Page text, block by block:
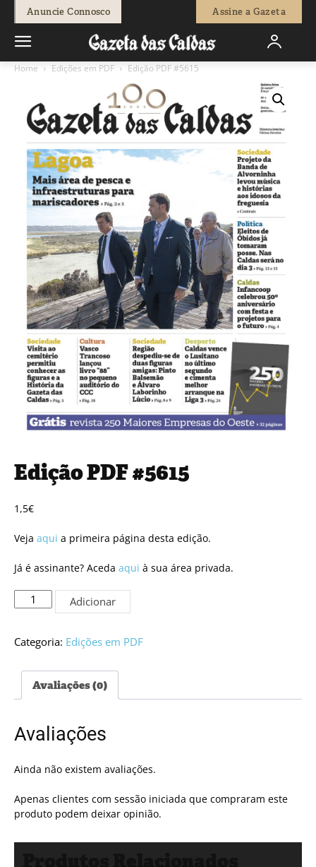
Anuncie Connosco Assine a Gazeta
Home Edições em PDF Edição PDF #5615
Edição PDF #5615
1,5€
Veja aqui a primeira página desta edição.
Já é assinante? Aceda aqui à sua área privada.
Quantidade
de
PDF
Adicionar
Categoria: Edições em PDF
Avaliações (0)
Avaliações
Ainda não existem avaliações.
Apenas clientes com sessão iniciada que compraram este
produto podem deixar opinião.